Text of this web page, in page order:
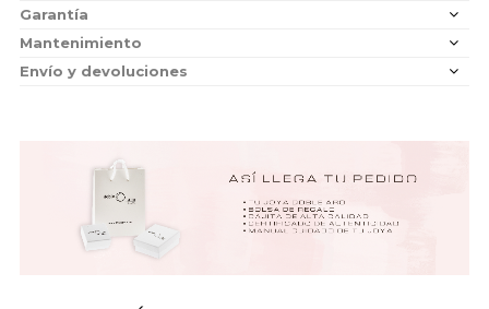
Garantía
Mantenimiento
Envío y devoluciones